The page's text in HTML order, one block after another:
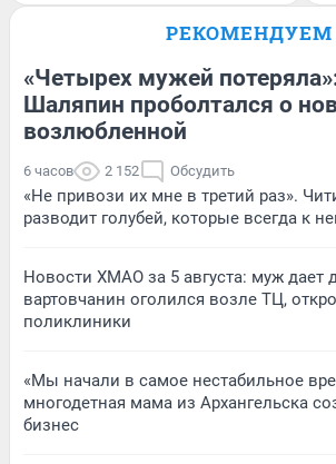
РЕКОМЕНДУЕМ
«Четырех мужей
Шаляпин проболтался о
возлюбленной
6 часов 2 152 Обсудить
«Не привози их мне в третий раз».
разводит голубей, которые всегда к
Новости ХМАО за 5 августа: муж дает
вартовчанин оголился возле ТЦ,
поликлиники
«Мы начали в самое нестабильное
многодетная мама из Архангельска
бизнес